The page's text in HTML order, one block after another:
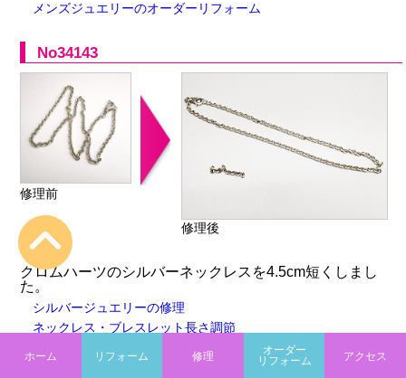
メンズジュエリーのオーダーリフォーム
No34143
修理前
修理後
クロムハーツのシルバーネックレスを4.5cm短くしまし
た。
シルバージュエリーの修理
ネックレス・ブレスレット長さ調節
ホーム リフォーム 修理
オーダー
リフォーム
アクセス